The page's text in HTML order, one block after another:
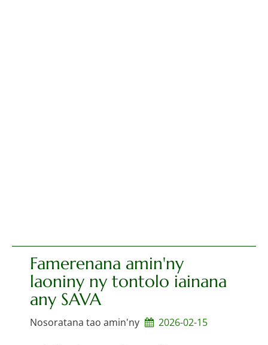
Famerenana amin'ny
laoniny ny tontolo iainana
any SAVA
Nosoratana tao amin'ny 2026-02-15